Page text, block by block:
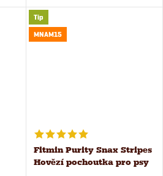
zažíváním. Pamlsky obsahují lehce
stravitelnou extrudovanou rýží,
jsou bez lepku, soli...
Tip
MNAM15
Fitmin Purity Snax Stripes
Hovězí pochoutka pro psy